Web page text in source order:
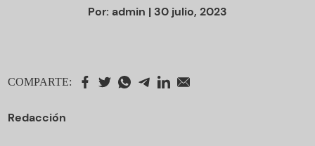
Por: admin | 30 julio, 2023
COMPARTE:
Redacción